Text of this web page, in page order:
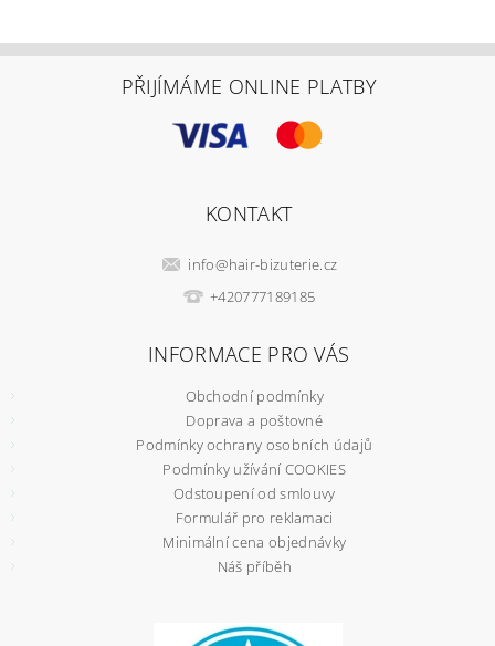
PŘIJÍMÁME ONLINE PLATBY
KONTAKT
info@hair-bizuterie.cz
+420777189185
INFORMACE PRO VÁS
Obchodní podmínky
Doprava a poštovné
Podmínky ochrany osobních údajů
Podmínky užívání COOKIES
Odstoupení od smlouvy
Formulář pro reklamaci
Minimální cena objednávky
Náš příběh